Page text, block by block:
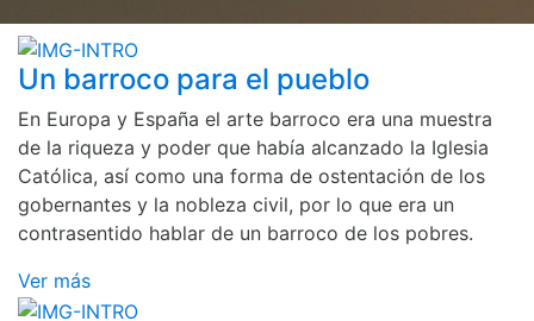
Un barroco para el pueblo
En Europa y España el arte barroco era una muestra
de la riqueza y poder que había alcanzado la Iglesia
Católica, así como una forma de ostentación de los
gobernantes y la nobleza civil, por lo que era un
contrasentido hablar de un barroco de los pobres.
Ver más